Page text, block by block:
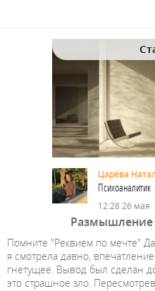
Царёва
Психоаналитик
12:28 26 мая
Размышление
Помните "Реквием по мечте"
я смотрела давно,
гнетущее. Вывод был сделан
это страшное зло.